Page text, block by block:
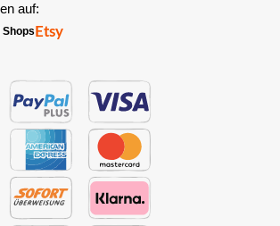
auf:
Shops Etsy